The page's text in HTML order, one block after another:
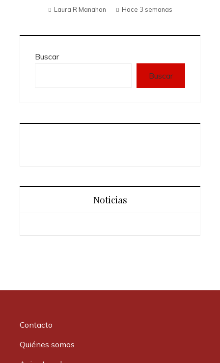
Laura R Manahan Hace 3 semanas
Buscar
Buscar
Noticias
Contacto
Quiénes somos